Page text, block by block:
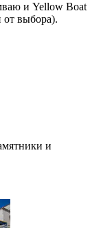
и Yellow Boat
от выбора).
и